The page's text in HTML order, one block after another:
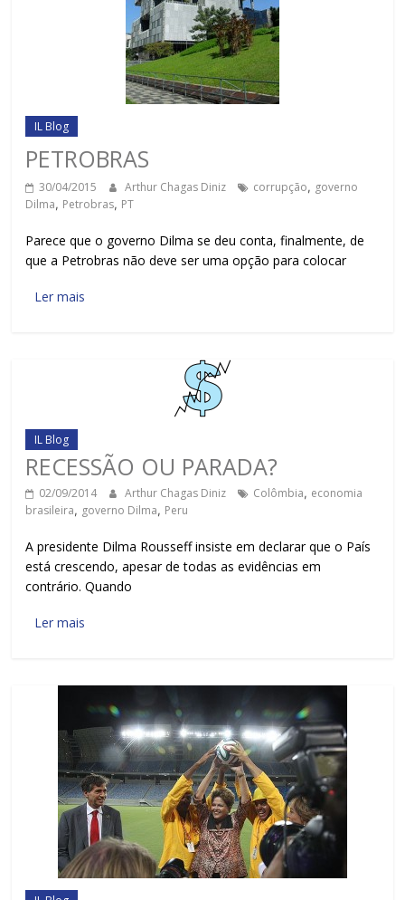
IL Blog
PETROBRAS
30/04/2015 Arthur Chagas Diniz corrupção, governo
Dilma, Petrobras, PT
Parece que o governo Dilma se deu conta, finalmente, de
que a Petrobras não deve ser uma opção para colocar
Ler mais
IL Blog
RECESSÃO OU PARADA?
02/09/2014 Arthur Chagas Diniz Colômbia, economia
brasileira, governo Dilma, Peru
A presidente Dilma Rousseff insiste em declarar que o País
está crescendo, apesar de todas as evidências em
contrário. Quando
Ler mais